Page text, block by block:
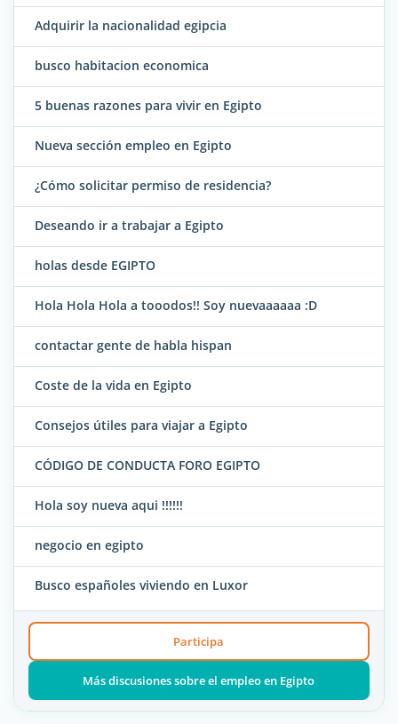
Adquirir la nacionalidad egipcia
busco habitacion economica
5 buenas razones para vivir en Egipto
Nueva sección empleo en Egipto
¿Cómo solicitar permiso de residencia?
Deseando ir a trabajar a Egipto
holas desde EGIPTO
Hola Hola Hola a tooodos!! Soy nuevaaaaaa :D
contactar gente de habla hispan
Coste de la vida en Egipto
Consejos útiles para viajar a Egipto
CÓDIGO DE CONDUCTA FORO EGIPTO
Hola soy nueva aqui !!!!!!
negocio en egipto
Busco españoles viviendo en Luxor
Participa
Más discusiones sobre el empleo en Egipto